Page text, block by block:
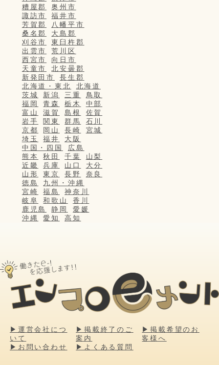
糟屋郡
奥州市
諏訪市
福井市
芳賀郡
八幡平市
桑名郡
大島郡
刈谷市
東臼杵郡
出雲市
荒川区
西宮市
向日市
天童市
北安曇郡
新発田市
長生郡
北海道・東北
北海道
茨城
新潟 三重
鳥取
福岡
青森 栃木
中部
富山
滋賀 島根
佐賀
岩手
関東 群馬
石川
京都
岡山 長崎
宮城
埼玉
福井
大阪
中国・四国
広島
熊本
秋田 千葉
山梨
近畿
兵庫 山口
大分
山形
東京 長野
奈良
徳島
九州・沖縄
宮崎
福島
神奈川
岐阜
和歌山
香川
鹿児島
静岡
愛媛
沖縄
愛知 高知
▶運営会社につ
いて
▶掲載終了のご
案内
▶掲載希望のお
客様へ
▶お問い合わせ
▶よくある質問